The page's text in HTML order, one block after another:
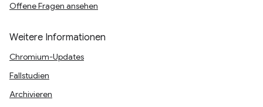
Offene Fragen ansehen
Weitere Informationen
Chromium-Updates
Fallstudien
Archivieren